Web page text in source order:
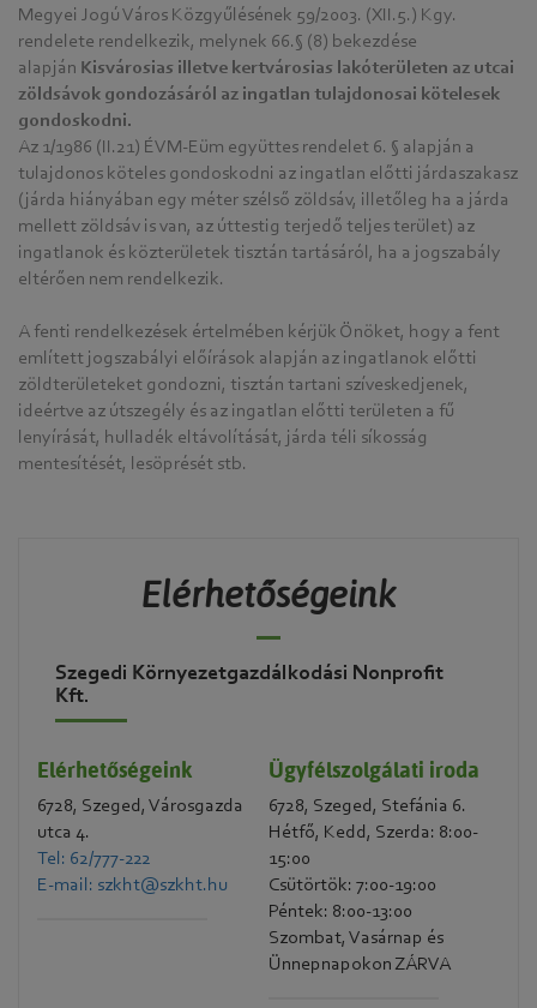
Megyei Jogú Város Közgyűlésének 59/2003. (XII.5.) Kgy.
rendelete rendelkezik, melynek 66.§ (8) bekezdése
alapján Kisvárosias illetve kertvárosias lakóterületen az utcai
zöldsávok gondozásáról az ingatlan tulajdonosai kötelesek
gondoskodni.
Az 1/1986 (II.21) ÉVM-Eüm együttes rendelet 6. § alapján a
tulajdonos köteles gondoskodni az ingatlan előtti járdaszakasz
(járda hiányában egy méter szélső zöldsáv, illetőleg ha a járda
mellett zöldsáv is van, az úttestig terjedő teljes terület) az
ingatlanok és közterületek tisztán tartásáról, ha a jogszabály
eltérően nem rendelkezik.
A fenti rendelkezések értelmében kérjük Önöket, hogy a fent
említett jogszabályi előírások alapján az ingatlanok előtti
zöldterületeket gondozni, tisztán tartani szíveskedjenek,
ideértve az útszegély és az ingatlan előtti területen a fű
lenyírását, hulladék eltávolítását, járda téli síkosság
mentesítését, lesöprését stb.
Elérhetőségeink
Szegedi Környezetgazdálkodási Nonprofit
Kft.
Elérhetőségeink
6728, Szeged, Városgazda
utca 4.
Tel: 62/777-222
E-mail: szkht@szkht.hu
Ügyfélszolgálati iroda
6728, Szeged, Stefánia 6.
Hétfő, Kedd, Szerda: 8:00-
15:00
Csütörtök: 7:00-19:00
Péntek: 8:00-13:00
Szombat, Vasárnap és
Ünnepnapokon ZÁRVA